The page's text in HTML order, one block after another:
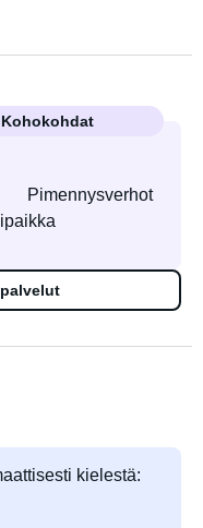
Kohokohdat
Pimennysverhot
kielestä: